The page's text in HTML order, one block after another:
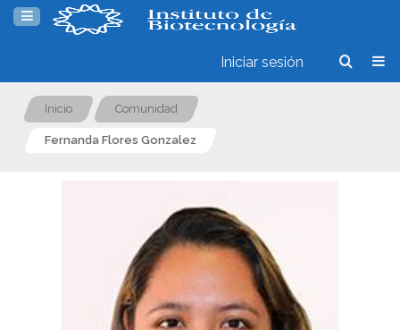
Iniciar sesión
Inicio Comunidad
Fernanda Flores Gonzalez